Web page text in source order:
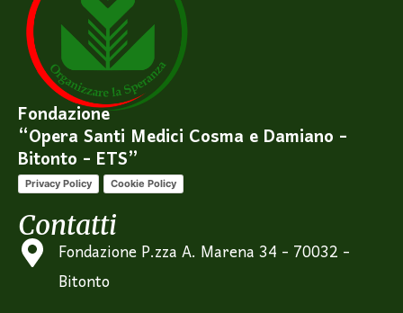
Fondazione
“Opera Santi Medici Cosma e Damiano -
Bitonto - ETS”
Privacy Policy Cookie Policy
Contatti
Fondazione P.zza A. Marena 34 - 70032 -
Bitonto